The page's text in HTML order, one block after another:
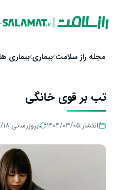
مجله راز سلامت بیماری بیماری
تب بر قوی خانگی
انتشار:۱۴۰۴/۰۳/۰۵ بروزرسانی: